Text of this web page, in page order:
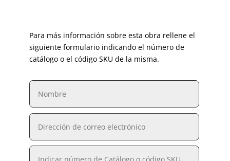
Para más información sobre esta obra rellene el
siguiente formulario indicando el número de
catálogo o el código SKU de la misma.